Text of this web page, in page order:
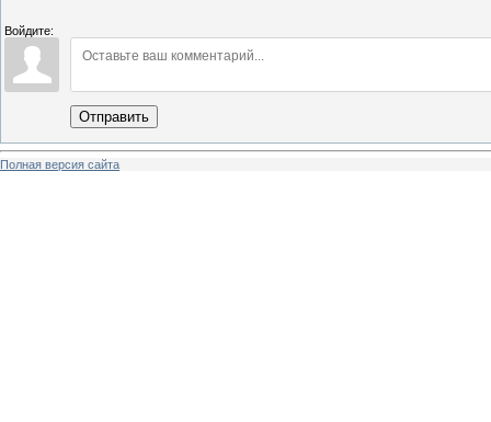
Войдите:
Отправить
Полная версия сайта